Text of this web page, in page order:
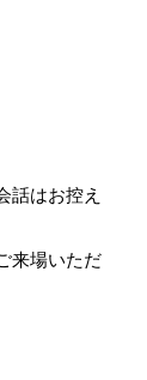
話はお控え
来場いただ